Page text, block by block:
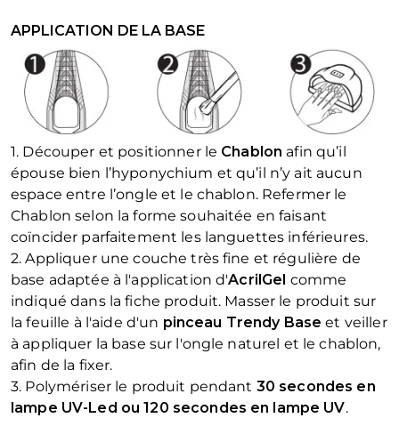
APPLICATION DE LA BASE
1. Découper et positionner le Chablon afin qu’il
épouse bien l’hyponychium et qu’il n’y ait aucun
espace entre l’ongle et le chablon. Refermer le
Chablon selon la forme souhaitée en faisant
coïncider parfaitement les languettes inférieures.
2. Appliquer une couche très fine et régulière de
base adaptée à l'application d'AcrilGel comme
indiqué dans la fiche produit. Masser le produit sur
la feuille à l'aide d'un pinceau Trendy Base et veiller
à appliquer la base sur l'ongle naturel et le chablon,
afin de la fixer.
3. Polymériser le produit pendant 30 secondes en
lampe UV-Led ou 120 secondes en lampe UV.